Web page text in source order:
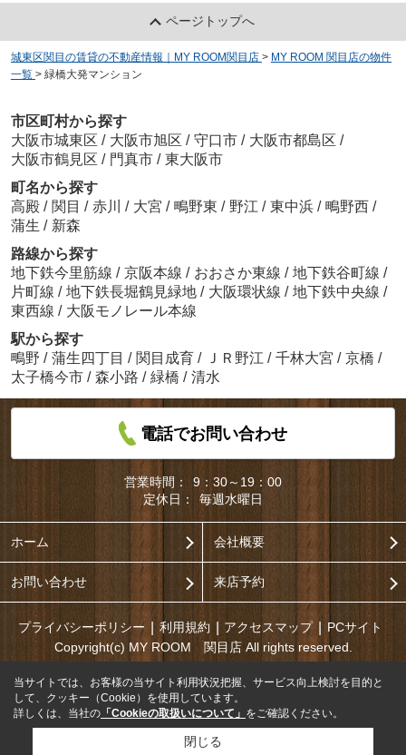
ページトップへ
城東区関目の賃貸の不動産情報｜MY ROOM関目店 > MY ROOM 関目店の物件
一覧 > 緑橋大発マンション
市区町村から探す
大阪市城東区 / 大阪市旭区 / 守口市 / 大阪市都島区 /
大阪市鶴見区 / 門真市 / 東大阪市
町名から探す
高殿 / 関目 / 赤川 / 大宮 / 鴫野東 / 野江 / 東中浜 / 鴫野西 /
蒲生 / 新森
路線から探す
地下鉄今里筋線 / 京阪本線 / おおさか東線 / 地下鉄谷町線 /
片町線 / 地下鉄長堀鶴見緑地 / 大阪環状線 / 地下鉄中央線 /
東西線 / 大阪モノレール本線
駅から探す
鴫野 / 蒲生四丁目 / 関目成育 / ＪＲ野江 / 千林大宮 / 京橋 /
太子橋今市 / 森小路 / 緑橋 / 清水
電話でお問い合わせ
営業時間：
9：30～19：00
定休日：
毎週水曜日
ホーム 会社概要
お問い合わせ 来店予約
プライバシーポリシー 利用規約 アクセスマップ
PCサイト
Copyright(c) MY ROOM 関目店 All rights reserved.
当サイトでは、お客様の当サイト利用状況把握、サービス向上検討を目的と
して、クッキー（Cookie）を使用しています。
詳しくは、当社の 「Cookieの取扱いについて」 をご確認ください。
閉じる